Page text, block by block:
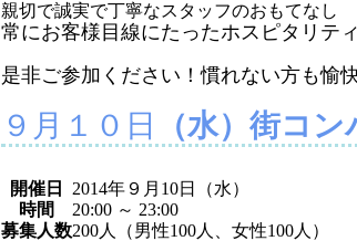
親切で誠実で丁寧なスタッフのおもてなし
常にお客様目線にたったホスピタリテ
是非ご参加ください！慣れない方も愉
９月１０日 （水）街コ
開催日 2014年９ 月10日
（水）
時間
20:00 ～ 23:00
募集人数200人（男性100人、女性100人）